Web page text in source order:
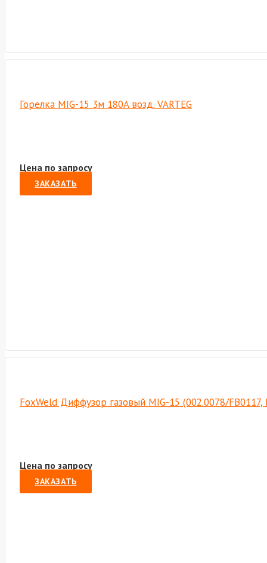
Горелка MIG-15 3м 180A возд. VARTEG
Цена по запросу
ЗАКАЗАТЬ
FoxWeld Диффузор газовый MIG-15 (002.0078/
Цена по запросу
ЗАКАЗАТЬ